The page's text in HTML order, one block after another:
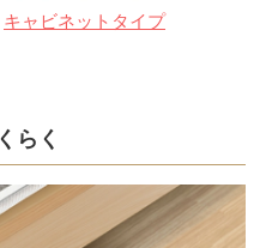
キャビネットタイプ
らく